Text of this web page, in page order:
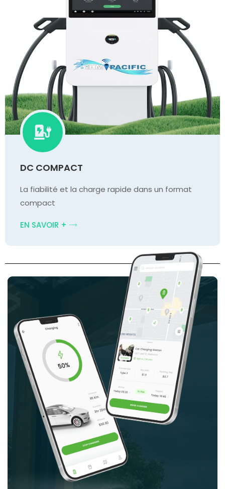
DC COMPACT
La fiabilité et la charge rapide dans un format
compact
EN SAVOIR +